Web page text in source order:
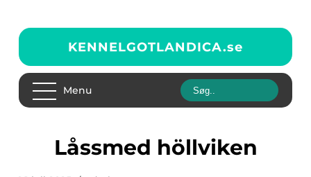
KENNELGOTLANDICA.se
Menu
låssmed höllviken